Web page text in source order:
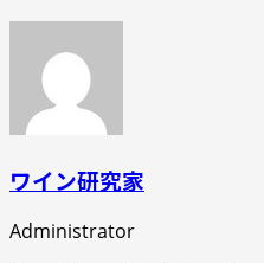
ワイン研究家
Administrator